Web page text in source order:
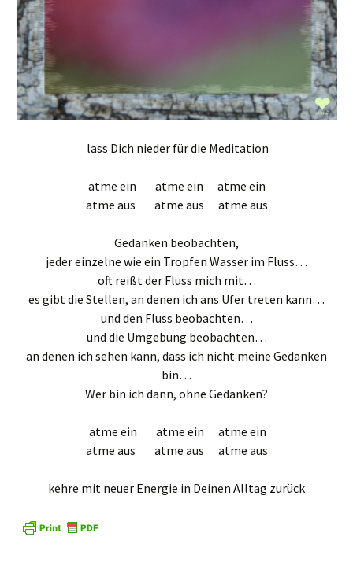
lass Dich nieder für die Meditation
atme ein atme ein atme ein
atme aus atme aus atme aus
Gedanken beobachten,
jeder einzelne wie ein Tropfen Wasser im Fluss…
oft reißt der Fluss mich mit…
es gibt die Stellen, an denen ich ans Ufer treten kann…
und den Fluss beobachten…
und die Umgebung beobachten…
an denen ich sehen kann, dass ich nicht meine Gedanken
bin…
Wer bin ich dann, ohne Gedanken?
atme ein atme ein atme ein
atme aus atme aus atme aus
kehre mit neuer Energie in Deinen Alltag zurück